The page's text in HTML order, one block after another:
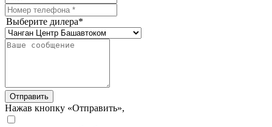
Выберите дилера*
Отправить
Нажав кнопку «Отправить»,